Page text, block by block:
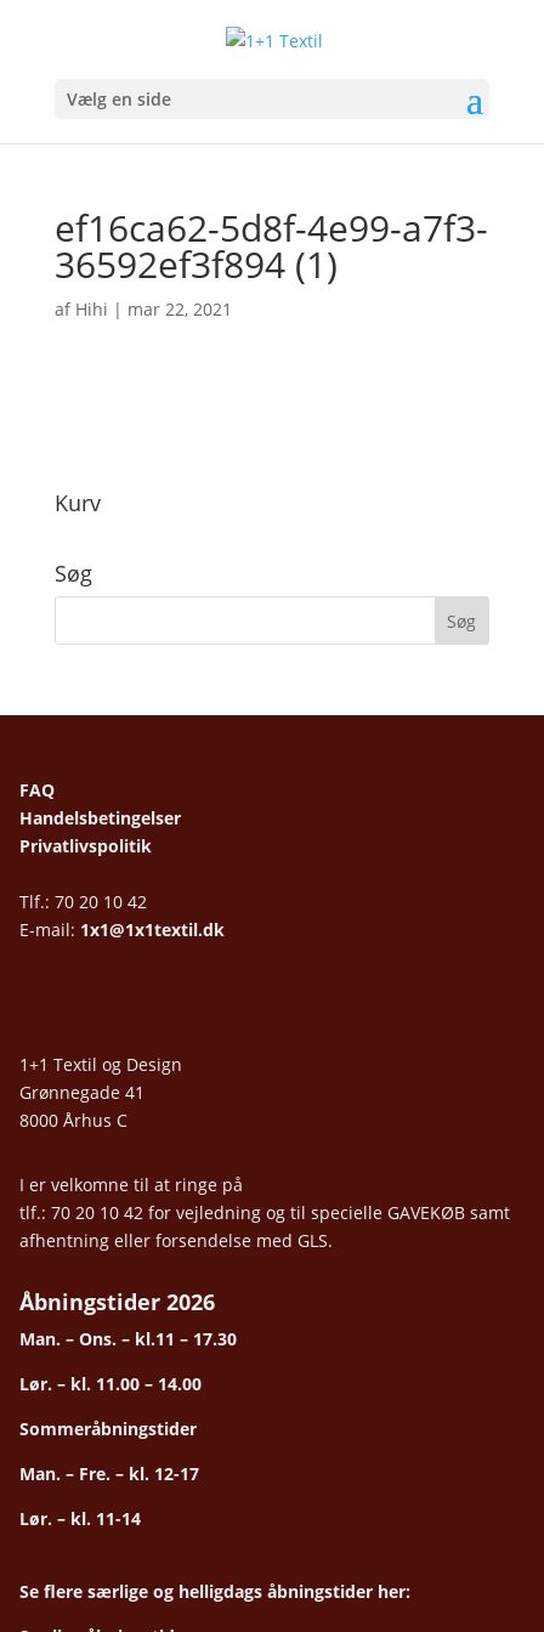
Vælg en side
ef16ca62-5d8f-4e99-a7f3-
36592ef3f894 (1)
af Hihi | mar 22, 2021
Kurv
Søg
FAQ
Handelsbetingelser
Privatlivspolitik
Tlf.: 70 20 10 42
E-mail: 1x1@1x1textil.dk
1+1 Textil og Design
Grønnegade 41
8000 Århus C
I er velkomne til at ringe på
tlf.: 70 20 10 42 for vejledning og til specielle GAVEKØB samt
afhentning eller forsendelse med GLS.
Åbningstider 2026
Man. – Ons. – kl.11 – 17.30
Lør. – kl. 11.00 – 14.00
Sommeråbningstider
Man. – Fre. – kl. 12-17
Lør. – kl. 11-14
Se flere særlige og helligdags åbningstider her: